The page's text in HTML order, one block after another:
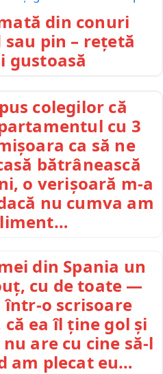
din conuri
pin – rețetă
gustoasă
colegilor că
cu 3
ca să ne
bătrânească
o verișoară m-a
nu cumva am
din Spania un
cu de toate —
într-o scrisoare
ea îl ține gol și
are cu cine să-l
am plecat eu…